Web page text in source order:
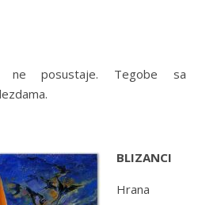
ne posustaje. Tegobe sa
BLIZANCI
Hrana